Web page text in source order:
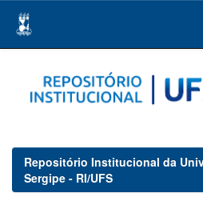
navigation
Repositório Institucional da
Sergipe - RI/UFS